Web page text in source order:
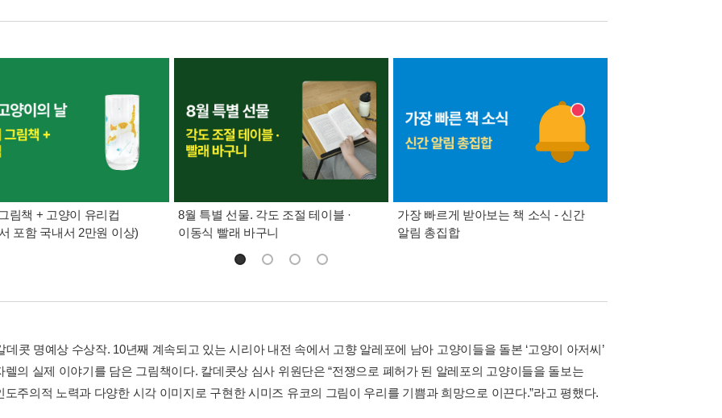
림책 + 고양이 유리컵
포함 국내서 2만원 이상)
8월 특별 선물. 각도 조절 테이블 ·
이동식 빨래 바구니
가장 빠르게 받아보는 책 소식 - 신간
알림 총집합
데콧 명예상 수상작. 10년째 계속되고 있는 시리아 내전 속에서 고향 알레포에 남아 고양이들을 돌본 ‘고양이 아저씨’
렐의 실제 이야기를 담은 그림책이다. 칼데콧상 심사 위원단은 “전쟁으로 폐허가 된 알레포의 고양이들을 돌보는
도주의적 노력과 다양한 시각 이미지로 구현한 시미즈 유코의 그림이 우리를 기쁨과 희망으로 이끈다.”라고 평했다.